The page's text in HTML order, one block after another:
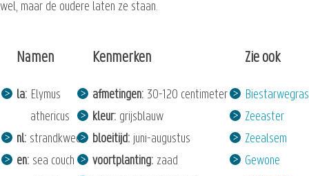
wel, maar de oudere laten ze staan.
Namen
la Elymus
athericus
nl strandkweek
en sea couch
Kenmerken
afmetingen 30-120 centimeter
kleur grijsblauw
bloeitijd juni-augustus
voortplanting zaad
Zie ook
Biestarwegras
Zeeaster
Zeealsem
Gewone